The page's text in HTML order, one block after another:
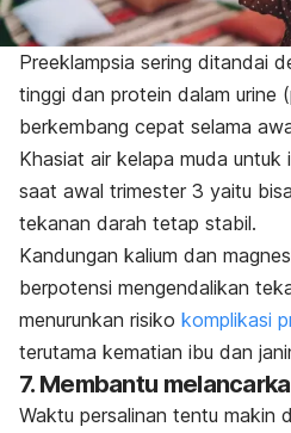
Preeklampsia sering ditandai
tinggi dan protein dalam urine
berkembang cepat selama
Khasiat air kelapa muda untuk
saat awal trimester 3 yaitu
tekanan darah tetap stabil.
Kandungan kalium dan
berpotensi mengendalikan
menurunkan risiko komplikasi
terutama kematian ibu dan
7. Membantu
Waktu persalinan tentu makin